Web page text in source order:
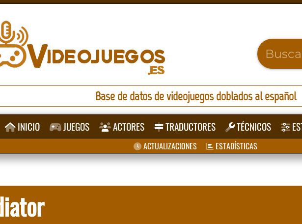
Base de datos de videojuegos doblados al español
INICIO JUEGOS ACTORES TRADUCTORES TÉCNICOS
ACTUALIZACIONES ESTADÍSTICAS